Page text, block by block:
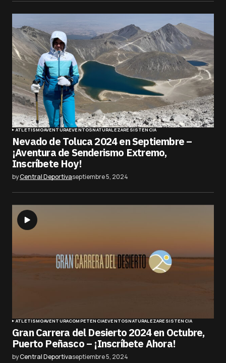
ATLETISMOAVENTURAEVENTOSNATURALEZARESISTENCIA
Nevado de Toluca 2024 en Septiembre –
¡Aventura de Senderismo Extremo,
Inscríbete Hoy!
byCentral Deportivaseptiembre 5, 2024
ATLETISMOAVENTURACOMPETENCIAEVENTOSNATURALEZARESISTENCIA
Gran Carrera del Desierto 2024 en Octubre,
Puerto Peñasco – ¡Inscríbete Ahora!
byCentral Deportivaseptiembre 5, 2024